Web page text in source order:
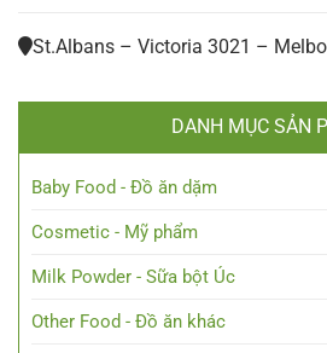
St.Albans – Victoria 3021 –
DANH MỤC SẢN
Baby Food - Đồ ăn dặm
Cosmetic - Mỹ phẩm
Milk Powder - Sữa bột Úc
Other Food - Đồ ăn khác